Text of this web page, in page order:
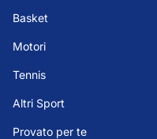
Basket
Motori
Tennis
Altri Sport
Provato per te